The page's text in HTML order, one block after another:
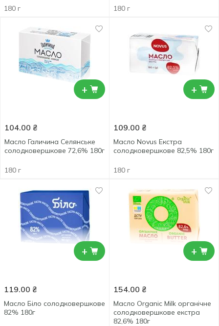
180 г 180 г
+
104.00 ₴
Масло Галичина Селянське
солодковершкове 72,6% 180г
180 г
+
109.00 ₴
Масло Novus Екстра
солодковершкове 82,5% 180г
180 г
+
119.00 ₴
Масло Біло солодковершкове
82% 180г
+
154.00 ₴
Масло Organic Milk органічне
солодковершкове екстра
82,6% 180г